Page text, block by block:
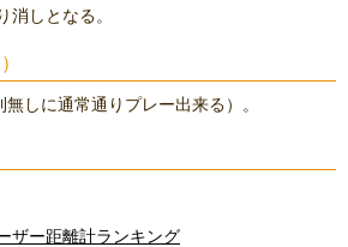
消しとなる。
しに通常通りプレー出来る）。
ザー距離計ランキング